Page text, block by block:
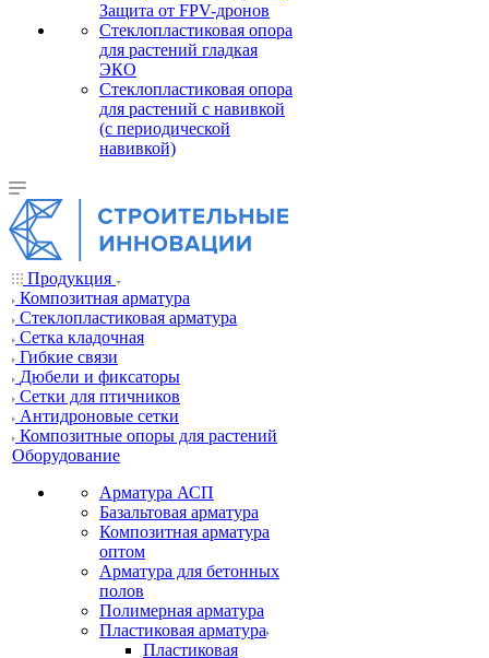
Защита от FPV-дронов
Стеклопластиковая опора
для растений гладкая
ЭКО
Стеклопластиковая опора
для растений с навивкой
(с периодической
навивкой)
Продукция
Композитная арматура
Cтеклопластиковая арматура
Сетка кладочная
Гибкие связи
Дюбели и фиксаторы
Сетки для птичников
Антидроновые сетки
Композитные опоры для растений
Оборудование
Арматура АСП
Базальтовая арматура
Композитная арматура
оптом
Арматура для бетонных
полов
Полимерная арматура
Пластиковая арматура
Пластиковая